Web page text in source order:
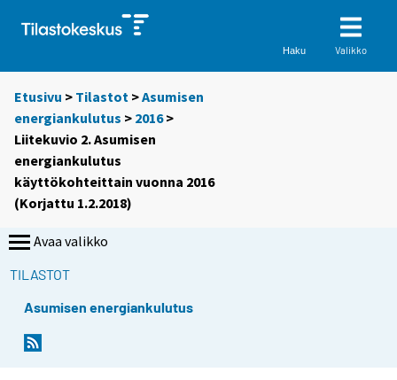
Haku Valikko
Etusivu > Tilastot >Asumisen
energiankulutus > 2016>
Liitekuvio 2. Asumisen
energiankulutus
käyttökohteittain vuonna 2016
(Korjattu 1.2.2018)
Avaa valikko
TILASTOT
Asumisen energiankulutus